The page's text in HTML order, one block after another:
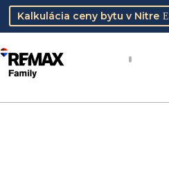
Kalkulácia ceny bytu v Nitre